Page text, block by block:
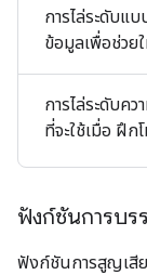
การไล่ระดับแ
ข้อมูลเพื่อช่วย
การไล่ระดับค
ที่จะใช้เมื่อ ฝึก
ฟังก์ชันการบ
ฟังก์ชันการสูญเสีย